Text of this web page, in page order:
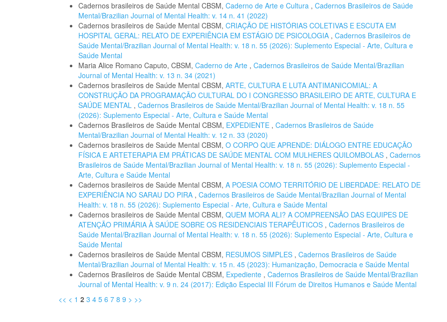
Cadernos brasileiros de Saúde Mental CBSM, Caderno de Arte e Cultura , Cadernos Brasileiros de Saúde
Mental/Brazilian Journal of Mental Health: v. 14 n. 41 (2022)
Cadernos brasileiros de Saúde Mental CBSM, CRIAÇÃO DE HISTÓRIAS COLETIVAS E ESCUTA EM
HOSPITAL GERAL: RELATO DE EXPERIÊNCIA EM ESTÁGIO DE PSICOLOGIA , Cadernos Brasileiros de
Saúde Mental/Brazilian Journal of Mental Health: v. 18 n. 55 (2026): Suplemento Especial - Arte, Cultura e
Saúde Mental
Maria Alice Romano Caputo, CBSM, Caderno de Arte , Cadernos Brasileiros de Saúde Mental/Brazilian
Journal of Mental Health: v. 13 n. 34 (2021)
Cadernos brasileiros de Saúde Mental CBSM, ARTE, CULTURA E LUTA ANTIMANICOMIAL: A
CONSTRUÇÃO DA PROGRAMAÇÃO CULTURAL DO I CONGRESSO BRASILEIRO DE ARTE, CULTURA E
SAÚDE MENTAL , Cadernos Brasileiros de Saúde Mental/Brazilian Journal of Mental Health: v. 18 n. 55
(2026): Suplemento Especial - Arte, Cultura e Saúde Mental
Cadernos Brasileiros de Saúde Mental CBSM, EXPEDIENTE , Cadernos Brasileiros de Saúde
Mental/Brazilian Journal of Mental Health: v. 12 n. 33 (2020)
Cadernos brasileiros de Saúde Mental CBSM, O CORPO QUE APRENDE: DIÁLOGO ENTRE EDUCAÇÃO
FÍSICA E ARTETERAPIA EM PRÁTICAS DE SAÚDE MENTAL COM MULHERES QUILOMBOLAS , Cadernos
Brasileiros de Saúde Mental/Brazilian Journal of Mental Health: v. 18 n. 55 (2026): Suplemento Especial -
Arte, Cultura e Saúde Mental
Cadernos brasileiros de Saúde Mental CBSM, A POESIA COMO TERRITÓRIO DE LIBERDADE: RELATO DE
EXPERIÊNCIA NO SARAU DO PIRA , Cadernos Brasileiros de Saúde Mental/Brazilian Journal of Mental
Health: v. 18 n. 55 (2026): Suplemento Especial - Arte, Cultura e Saúde Mental
Cadernos brasileiros de Saúde Mental CBSM, QUEM MORA ALI? A COMPREENSÃO DAS EQUIPES DE
ATENÇÃO PRIMÁRIA À SAÚDE SOBRE OS RESIDENCIAIS TERAPÊUTICOS , Cadernos Brasileiros de
Saúde Mental/Brazilian Journal of Mental Health: v. 18 n. 55 (2026): Suplemento Especial - Arte, Cultura e
Saúde Mental
Cadernos brasileiros de Saúde Mental CBSM, RESUMOS SIMPLES , Cadernos Brasileiros de Saúde
Mental/Brazilian Journal of Mental Health: v. 15 n. 45 (2023): Humanização, Democracia e Saúde Mental
Cadernos Brasileiros de Saúde Mental CBSM, Expediente , Cadernos Brasileiros de Saúde Mental/Brazilian
Journal of Mental Health: v. 9 n. 24 (2017): Edição Especial III Fórum de Direitos Humanos e Saúde Mental
<< < 1 2 3 4 5 6 7 8 9 > >>